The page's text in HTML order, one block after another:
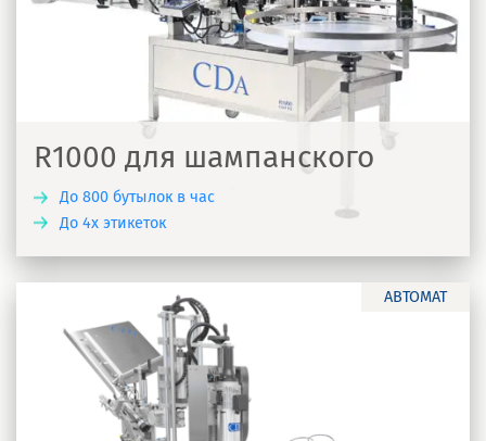
R1000 для шампанского
До 800 бутылок в час
До 4х этикеток
АВТОМАТ